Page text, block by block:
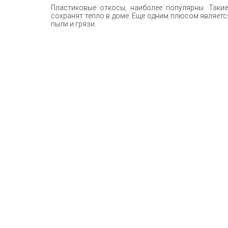
Пластиковые откосы, наиболее популярны.
сохранят тепло в доме. Еще одним плюсом
пыли и грязи.